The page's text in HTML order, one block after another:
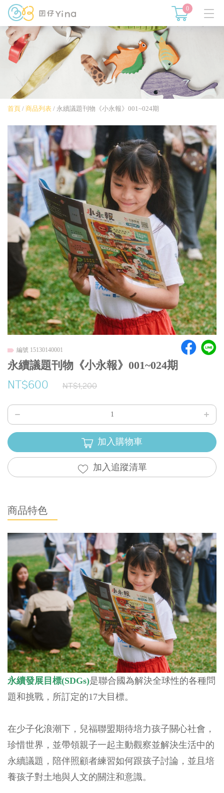
0
首頁 / 商品列表 / 永續議題刊物《小永報》001~024期
編號 15130140001
永續議題刊物《小永報》001~024期
NT$600 NT$1,200
加入購物車
加入追蹤清單
商品特色
永續發展目標(SDGs)是聯合國為解決全球性的各種問
題和挑戰，所訂定的17大目標。
在少子化浪潮下，兒福聯盟期待培力孩子關心社會，
珍惜世界，並帶領親子一起主動觀察並解決生活中的
永續議題，陪伴照顧者練習如何跟孩子討論，並且培
養孩子對土地與人文的關注和意識。